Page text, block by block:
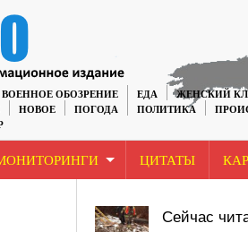
ВОЕННОЕ ОБОЗРЕНИЕ ЕДА ЖЕНСКИЙ
НОВОЕ ПОГОДА ПОЛИТИКА
ЦИТАТЫ
Сейчас